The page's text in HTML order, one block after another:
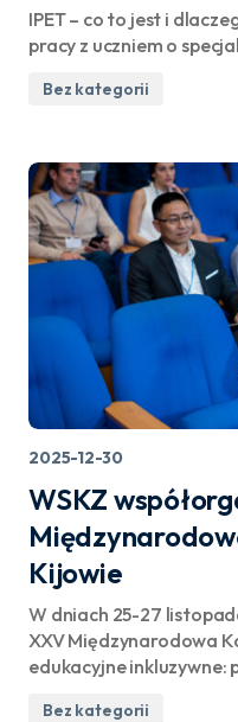
IPET – co to jest i
pracy z uczniem o
Bez kategorii
2025-12-30
WSKZ
Kijowie
W dniach 25-27
XXV Międzynarodowa
edukacyjne inkluzywne:
Bez kategorii